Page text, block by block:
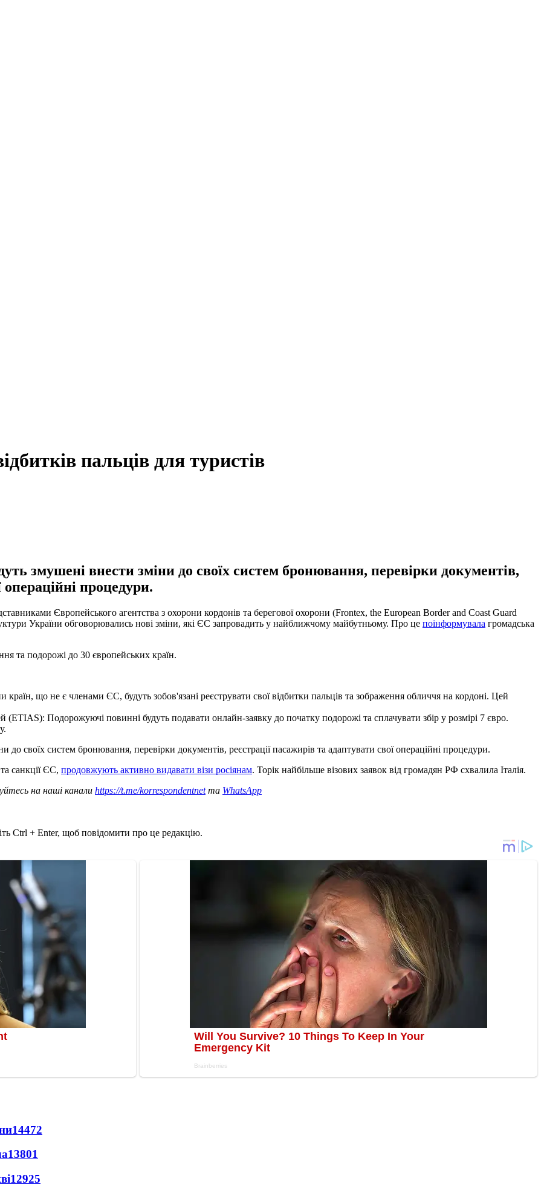
пальців для туристів
змушені внести зміни до своїх систем бронювання, перевірки документів,
операційні процедури.
Європейського агентства з охорони кордонів та берегової охорони (Frontex, the European Border and Coast Guard
України обговорювались нові зміни, які ЄС запровадить у найближчому майбутньому. Про це поінформувала громадська
та подорожі до 30 європейських країн.
що не є членами ЄС, будуть зобов'язані реєструвати свої відбитки пальців та зображення обличчя на кордоні. Цей
(ETIAS): Подорожуючі повинні будуть подавати онлайн-заявку до початку подорожі та сплачувати збір у розмірі 7 євро.
до своїх систем бронювання, перевірки документів, реєстрації пасажирів та адаптувати свої операційні процедури.
санкції ЄС, продовжують активно видавати візи росіянам. Торік найбільше візових заявок від громадян РФ схвалила Італія.
на наші канали https://t.me/korrespondentnetта WhatsApp
Ctrl + Enter, щоб повідомити про це редакцію.
14472
13801
12925